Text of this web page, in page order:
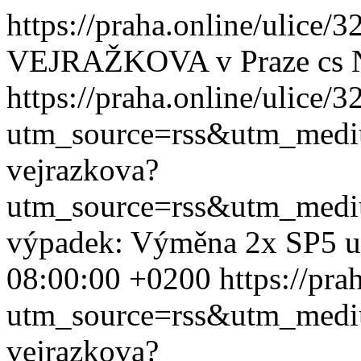
https://praha.online/ulice/
VEJRAŽKOVA v Praze cs
https://praha.online/ulice/
vejrazkova?
výpadek: Výměna 2x SP5
08:00:00 +0200 https://
vejrazkova?